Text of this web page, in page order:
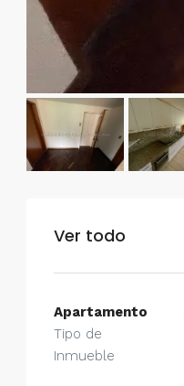
Ver todo
Apartamento
Tipo de
Inmueble